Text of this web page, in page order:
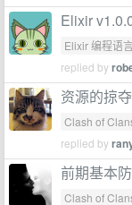
Elixir
Elixir 编程语
replied by
资源的掠
Clash of
replied by
前期基本
Clash of